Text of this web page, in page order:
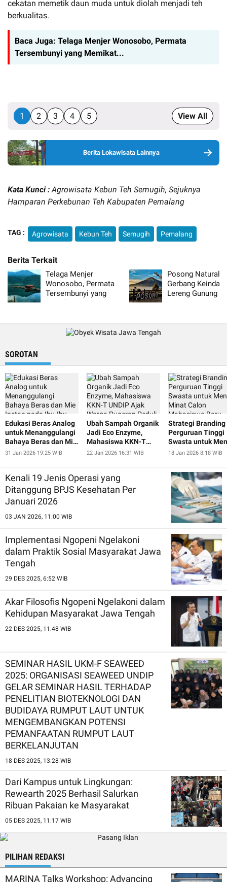
cekatan memetik daun muda untuk diolah menjadi teh
berkualitas.
Baca Juga: Telaga Menjer Wonosobo, Permata
Tersembunyi yang Memikat...
1 2 3 4 5 View All
Berita Lokawisata Lainnya
Kata Kunci : Agrowisata Kebun Teh Semugih, Sejuknya
Hamparan Perkebunan Teh Kabupaten Pemalang
TAG : Agrowisata Kebun Teh Semugih Pemalang
Telaga Menjer
Wonosobo, Permata
Tersembunyi yang
Memikat
Posong Natural
Gerbang
Lereng Gunung
SOROTAN
Edukasi Beras Analog
untuk Menanggulangi
Bahaya Beras dan Mie
Instan pada Ibu-Ibu
31 Jan 2026 19:25 WIB
Ubah Sampah Organik
Jadi Eco Enzyme,
Mahasiswa KKN-T
UNDIP Ajak Warga
22 Jan 2026 16:31 WIB
Strategi Branding
Perguruan Tinggi
Swasta untuk
Minat Calon
18 Jan 2026 8:18 WIB
Kenali 19 Jenis Operasi yang
Ditanggung BPJS Kesehatan Per
Januari 2026
03 JAN 2026, 11:00 WIB
Implementasi Ngopeni Ngelakoni
dalam Praktik Sosial Masyarakat Jawa
Tengah
29 DES 2025, 6:52 WIB
Akar Filosofis Ngopeni Ngelakoni dalam
Kehidupan Masyarakat Jawa Tengah
22 DES 2025, 11:48 WIB
SEMINAR HASIL UKM-F SEAWEED
2025: ORGANISASI SEAWEED UNDIP
GELAR SEMINAR HASIL TERHADAP
PENELITIAN BIOTEKNOLOGI DAN
BUDIDAYA RUMPUT LAUT UNTUK
MENGEMBANGKAN POTENSI
PEMANFAATAN RUMPUT LAUT
BERKELANJUTAN
18 DES 2025, 13:28 WIB
Dari Kampus untuk Lingkungan:
Rewearth 2025 Berhasil Salurkan
Ribuan Pakaian ke Masyarakat
05 DES 2025, 11:17 WIB
PILIHAN REDAKSI
MARINA Talks Workshop: Advancing